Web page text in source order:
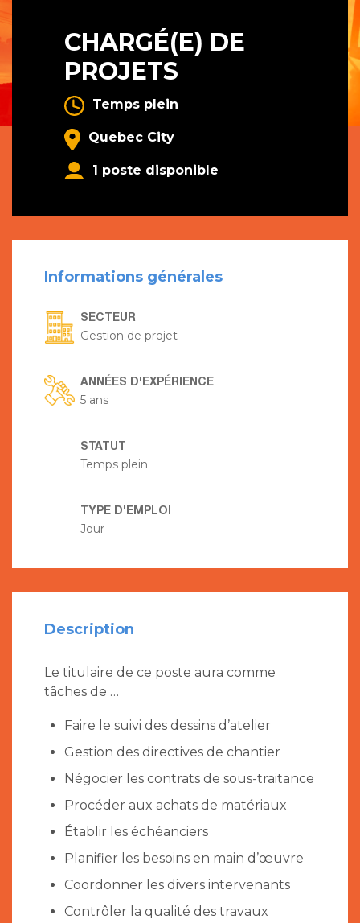
CHARGÉ(E) DE
PROJETS
Temps plein
Quebec City
1 poste disponible
Informations générales
SECTEUR
Gestion de projet
ANNÉES D'EXPÉRIENCE
5 ans
STATUT
Temps plein
TYPE D'EMPLOI
Jour
Description
Le titulaire de ce poste aura comme
tâches de …
Faire le suivi des dessins d’atelier
Gestion des directives de chantier
Négocier les contrats de sous-traitance
Procéder aux achats de matériaux
Établir les échéanciers
Planifier les besoins en main d’œuvre
Coordonner les divers intervenants
Contrôler la qualité des travaux